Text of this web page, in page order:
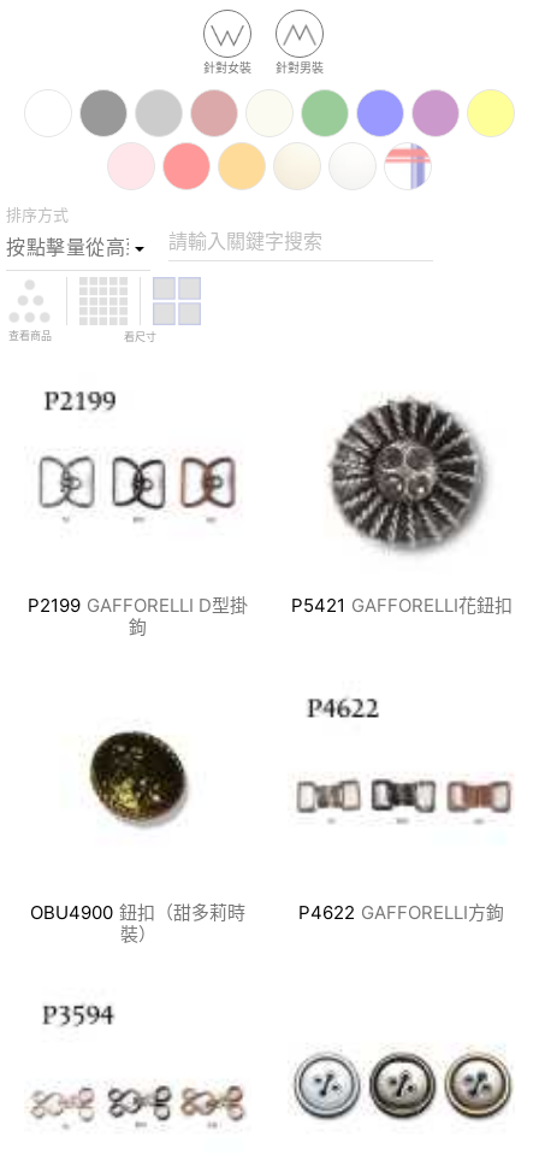
針對女裝 針對男裝
排序方式
請輸入關鍵字搜索
查看商品 看尺寸
P2199 GAFFORELLI D型掛
鉤
P5421 GAFFORELLI花鈕扣
OBU4900 鈕扣（甜多莉時
裝）
P4622 GAFFORELLI方鉤